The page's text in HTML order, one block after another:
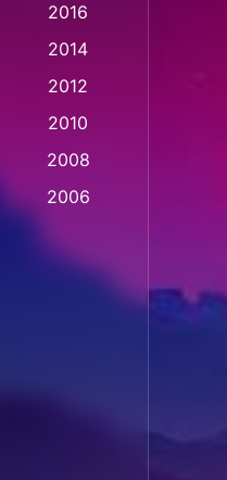
(2)
(20)
True Story
รื่องจริง(2)
2016
2014
2012
2010
2008
2006
2002